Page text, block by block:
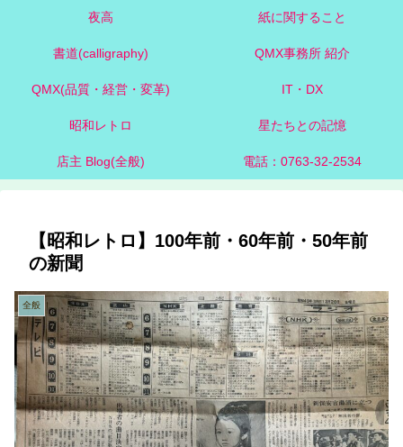
夜高 紙に関すること
書道(calligraphy) QMX事務所 紹介
QMX(品質・経営・変革) IT・DX
昭和レトロ 星たちとの記憶
店主 Blog(全般) 電話：0763-32-2534
【昭和レトロ】100年前・60年前・50年前
の新聞
全般